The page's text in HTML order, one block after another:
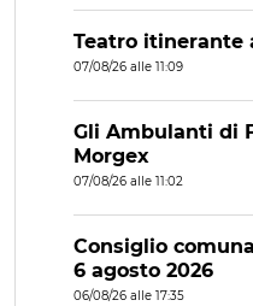
Teatro itinerante
07/08/26 alle 11:09
Gli Ambulanti di
Morgex
07/08/26 alle 11:02
Consiglio
6 agosto 2026
06/08/26 alle 17:35